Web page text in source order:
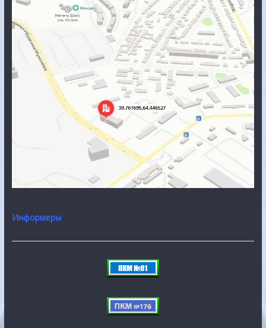
Информеры